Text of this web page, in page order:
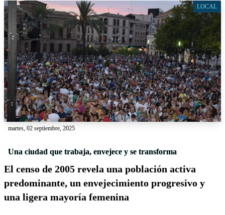
LOCAL
martes, 02 septiembre, 2025
Una ciudad que trabaja, envejece y se transforma
El censo de 2005 revela una población activa
predominante, un envejecimiento progresivo y
una ligera mayoría femenina